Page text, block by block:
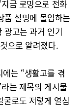
금 로밍으로 전화
품 설명에 몰입하는
광고는 과거 인기
으로 알려졌다.
는 “생활고를 겪
는 제목의 게시물
로도 저렇게 열심